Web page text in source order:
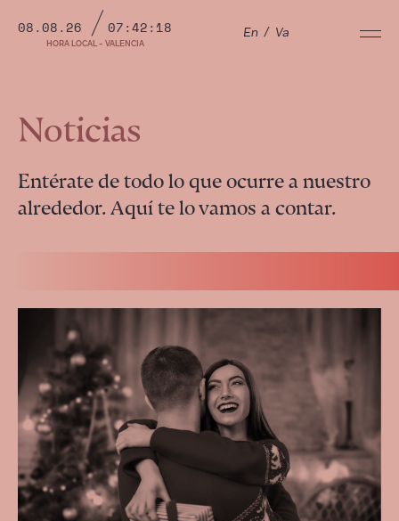
08.08.26 07:42:19
HORA LOCAL - VALENCIA
En / Va
Noticias
Entérate de todo lo que ocurre a nuestro
alrededor. Aquí te lo vamos a contar.